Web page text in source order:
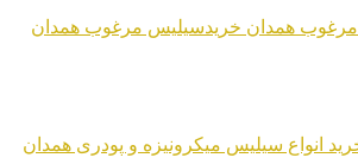
خریدسیلیس مرغوب همدان
انواع سیلیس میکرونیزه و پودری همدان